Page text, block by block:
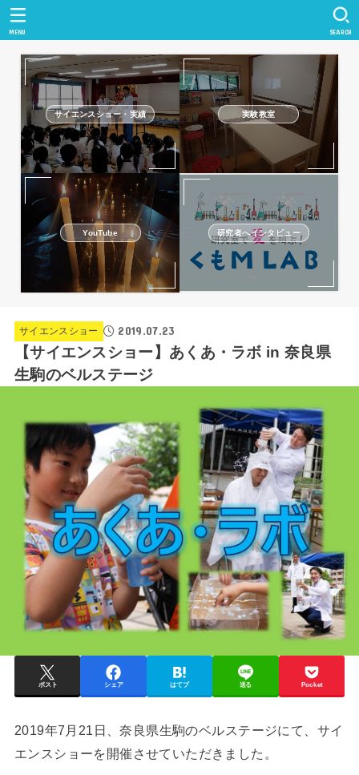
SEARCH
MENU
サイエンスショー・実績 実験教室
YouTube 研究者へインタビュー
サイエンスショー 2019.07.23
【サイエンスショー】あくあ・ラボ in 奈良県
生駒のベルステージ
ポスト シェア はてブ 送る Pocket
2019年7月21日、奈良県生駒のベルステージにて、サイ
エンスショーを開催させていただきました。